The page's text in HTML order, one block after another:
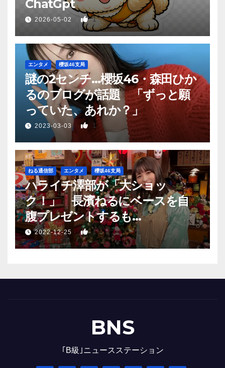
ChatGpt
2026-05-02 1
エンタメ 櫻坂46支局
謎の2センチ…櫻坂46・森田ひか
るのブログが話題 「ずっと願
っていた、あれか？」
2023-03-03 1
ねる通信部 エンタメ 櫻坂46支局
ハライチ澤部が「大ショッ
ク！」 長濱ねるにベースを自
腹プレゼントするも…
2022-12-25 1
BNS
｢B級｣ニュースステーション